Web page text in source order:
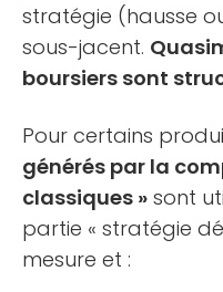
stratégie (hausse
sous-jacent.
boursiers sont
Pour certains
générés par la
classiques » sont
partie « stratégie
mesure et :